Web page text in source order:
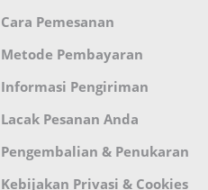
Cara Pemesanan
Metode Pembayaran
Informasi Pengiriman
Lacak Pesanan Anda
Pengembalian & Penukaran
Kebijakan Privasi & Cookies